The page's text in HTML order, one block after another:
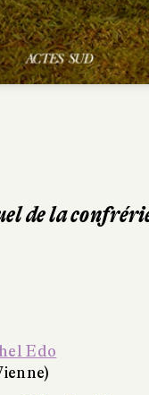
de la
Edo